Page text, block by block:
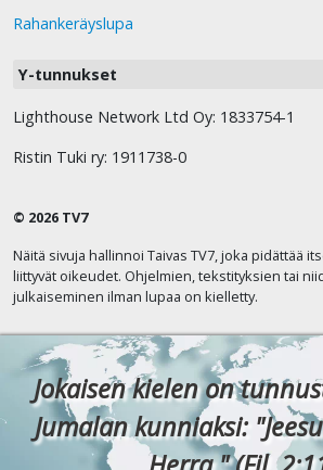
Rahankeräyslupa
Y-tunnukset
Lighthouse Network Ltd Oy: 1833754-1
Ristin Tuki ry: 1911738-0
© 2026 TV7
Näitä sivuja hallinnoi Taivas TV7, joka pidättää
liittyvät oikeudet. Ohjelmien, tekstityksien tai
julkaiseminen ilman lupaa on kielletty.
Jokaisen kielen on
Jumalan kunniaksi: